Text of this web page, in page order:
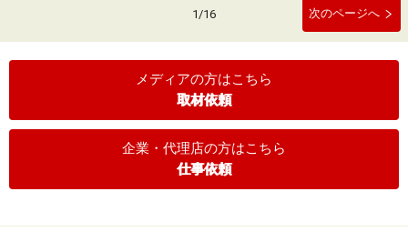
1/16 次のページへ
メディアの方はこちら
取材依頼
企業・代理店の方はこちら
仕事依頼